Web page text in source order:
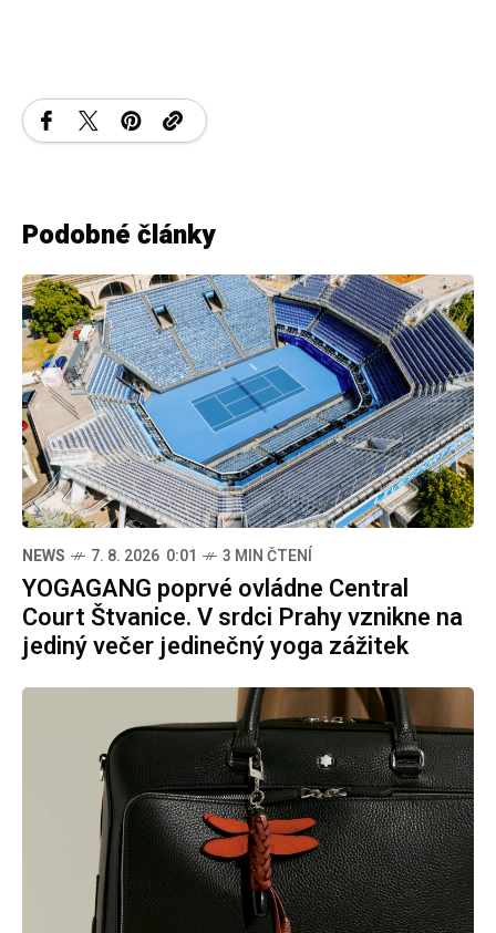
Podobné články
NEWS 7. 8. 2026 0:01 3 MIN ČTENÍ
YOGAGANG poprvé ovládne Central
Court Štvanice. V srdci Prahy vznikne na
jediný večer jedinečný yoga zážitek